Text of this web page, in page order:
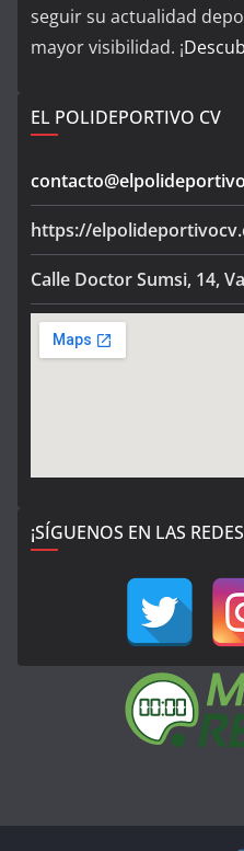
seguir su actualidad
mayor visibilidad. ¡
EL POLIDEPORTIVO CV
https://
Calle Doctor Sumsi, 14,
¡SÍGUENOS EN LAS